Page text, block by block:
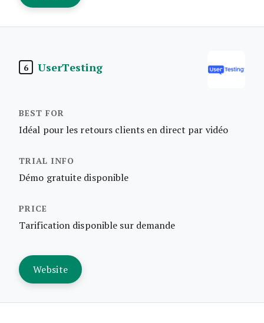
6 UserTesting
Idéal pour les retours clients en direct par vidéo
Démo gratuite disponible
Tarification disponible sur demande
Website